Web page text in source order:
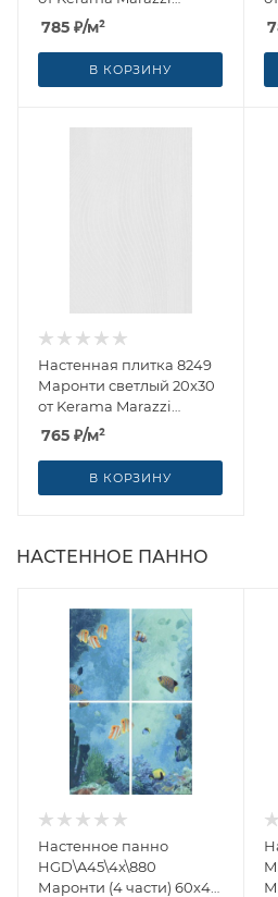
(Россия)
785 ₽/м²
В КОРЗИНУ
Настенная плитка 8249
Маронти светлый 20x30
от Kerama Marazzi
(Россия)
765 ₽/м²
В КОРЗИНУ
НАСТЕННОЕ ПАННО
Настенное панно
HGD\A45\4x\880
Маронти (4 части) 60x40